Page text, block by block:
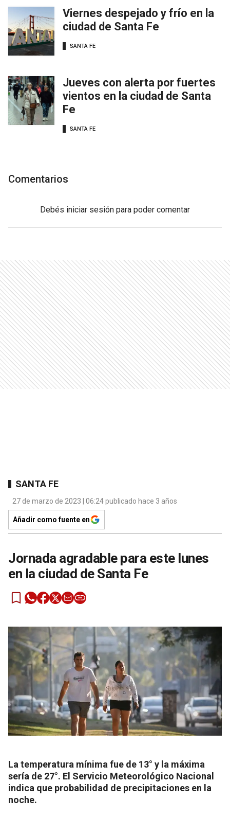
Viernes despejado y frío en la
ciudad de Santa Fe
SANTA FE
Jueves con alerta por fuertes
vientos en la ciudad de Santa
Fe
SANTA FE
Comentarios
Debés iniciar sesión para poder comentar
SANTA FE
27 de marzo de 2023 | 06:24 publicado hace 3 años
Añadir como fuente en
Jornada agradable para este lunes
en la ciudad de Santa Fe
La temperatura mínima fue de 13° y la máxima
sería de 27°. El Servicio Meteorológico Nacional
indica que probabilidad de precipitaciones en la
noche.